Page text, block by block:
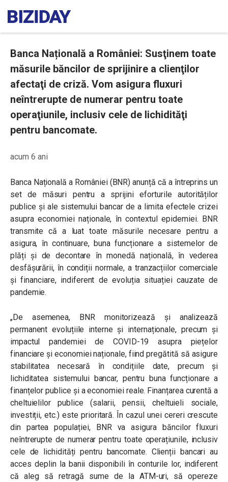
Banca Națională a României: Susţinem toate
măsurile băncilor de sprijinire a clienţilor
afectaţi de criză. Vom asigura fluxuri
neîntrerupte de numerar pentru toate
operaţiunile, inclusiv cele de lichidităţi
pentru bancomate.
acum 6 ani
Banca Națională a României (BNR) anunță că a întreprins un
set de măsuri pentru a sprijini eforturile autorităților
publice și ale sistemului bancar de a limita efectele crizei
asupra economiei naționale, în contextul epidemiei. BNR
transmite că a luat toate măsurile necesare pentru a
asigura, în continuare, buna funcționare a sistemelor de
plăți și de decontare în monedă națională, în vederea
desfășurării, în condiții normale, a tranzacțiilor comerciale
și financiare, indiferent de evoluția situației cauzate de
pandemie.
„De asemenea, BNR monitorizează și analizează
permanent evoluțiile interne și internaționale, precum și
impactul pandemiei de COVID-19 asupra piețelor
financiare și economiei naționale, fiind pregătită să asigure
stabilitatea necesară în condițiile date, precum și
lichiditatea sistemului bancar, pentru buna funcționare a
finanțelor publice și a economiei reale. Finanțarea curentă a
cheltuielilor publice (salarii, pensii, cheltuieli sociale,
investiții, etc.) este prioritară. În cazul unei cereri crescute
din partea populației, BNR va asigura băncilor fluxuri
neîntrerupte de numerar pentru toate operațiunile, inclusiv
cele de lichidități pentru bancomate. Clienții bancari au
acces deplin la banii disponibili în conturile lor, indiferent
că aleg să retragă sume de la ATM-uri, să opereze